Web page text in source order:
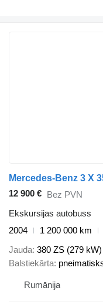
Mercedes-Benz 3 X
12 900 € Bez PVN
Ekskursijas autobuss
2004
1 200 000 km
Jauda 380 ZS (279 kW)
Balstiekārta
Rumānija